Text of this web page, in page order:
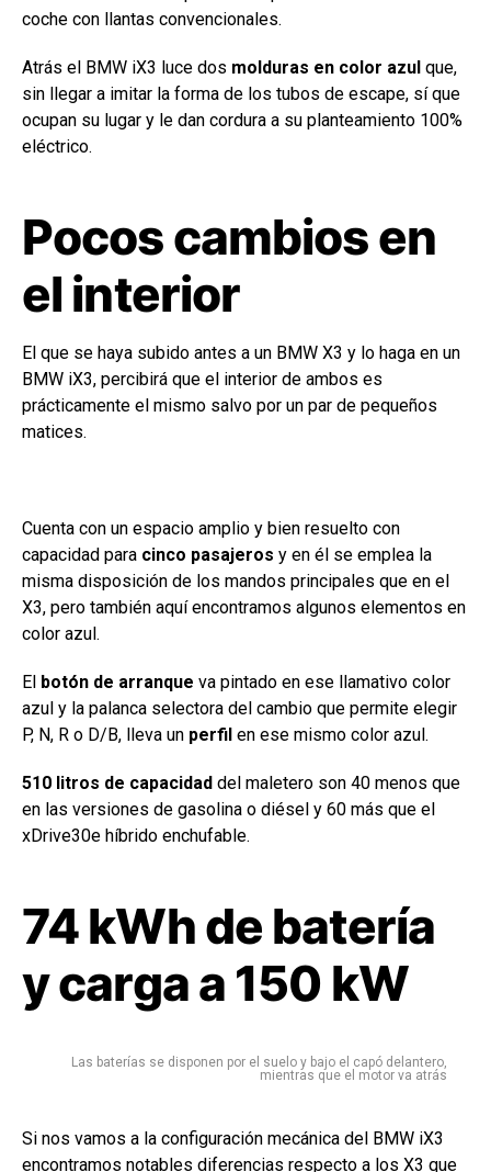
coche con llantas convencionales.
Atrás el BMW iX3 luce dos molduras en color azul que,
sin llegar a imitar la forma de los tubos de escape, sí que
ocupan su lugar y le dan cordura a su planteamiento 100%
eléctrico.
Pocos cambios en
el interior
El que se haya subido antes a un BMW X3 y lo haga en un
BMW iX3, percibirá que el interior de ambos es
prácticamente el mismo salvo por un par de pequeños
matices.
Cuenta con un espacio amplio y bien resuelto con
capacidad para cinco pasajeros y en él se emplea la
misma disposición de los mandos principales que en el
X3, pero también aquí encontramos algunos elementos en
color azul.
El botón de arranque va pintado en ese llamativo color
azul y la palanca selectora del cambio que permite elegir
P, N, R o D/B, lleva un perfil en ese mismo color azul.
510 litros de capacidad del maletero son 40 menos que
en las versiones de gasolina o diésel y 60 más que el
xDrive30e híbrido enchufable.
74 kWh de batería
y carga a 150 kW
Las baterías se disponen por el suelo y bajo el capó delantero,
mientras que el motor va atrás
Si nos vamos a la configuración mecánica del BMW iX3
encontramos notables diferencias respecto a los X3 que